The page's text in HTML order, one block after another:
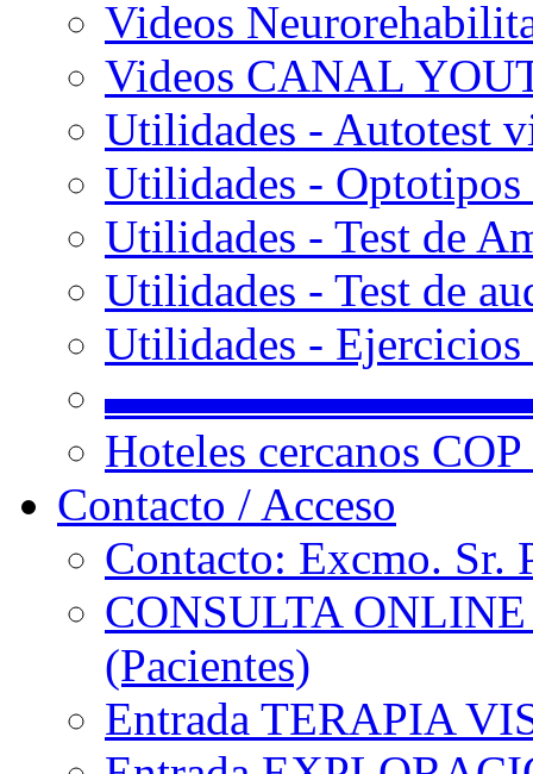
Videos
Videos CANAL
Utilidades - Autotest
Utilidades -
Utilidades - Test de
Utilidades - Test de
Utilidades -
Hoteles cercanos
Contacto / Acceso
Contacto: Excmo. Sr.
CONSULTA
(Pacientes)
Entrada TERAPIA